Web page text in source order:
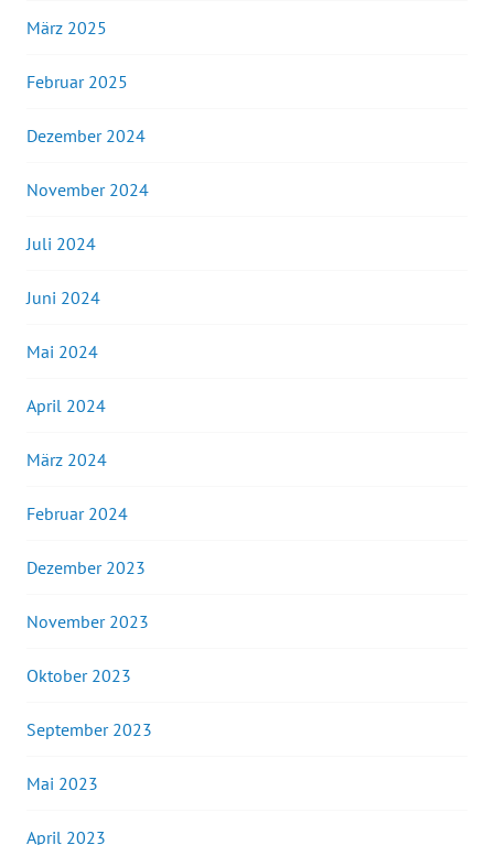
März 2025
Februar 2025
Dezember 2024
November 2024
Juli 2024
Juni 2024
Mai 2024
April 2024
März 2024
Februar 2024
Dezember 2023
November 2023
Oktober 2023
September 2023
Mai 2023
April 2023